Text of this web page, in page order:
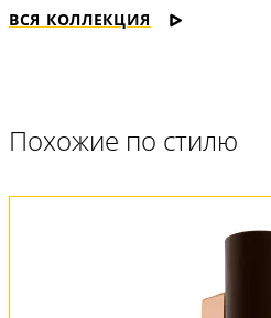
ВСЯ КОЛЛЕКЦИЯ
Похожие по стилю